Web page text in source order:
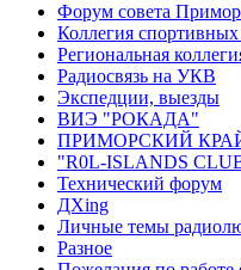
Форум совета
Коллегия
Региональная
Радиосвязь на УКВ
Экспедции, выезды
ВИЭ "РОКАДА"
ПРИМОРСКИЙ
"R0L-ISLANDS
Технический форум
ДХing
Личные темы
Разное